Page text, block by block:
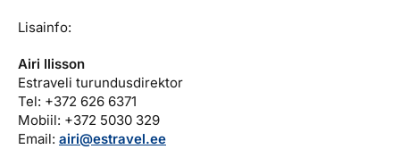
Lisainfo:
Airi Ilisson
Estraveli turundusdirektor
Tel: +372 626 6371
Mobiil: +372 5030 329
Email: airi@estravel.ee